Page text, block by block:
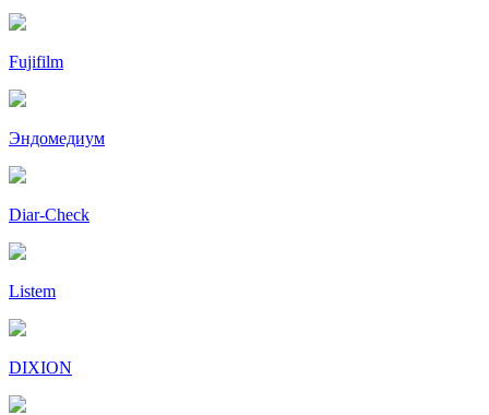
Fujifilm
Эндомедиум
Diar-Cheсk
Listem
DIXION